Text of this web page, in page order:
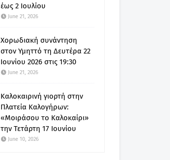
έως 2 Ιουλίου
June 21, 2026
Χορωδιακή συνάντηση
στον Υμηττό τη Δευτέρα 22
Ιουνίου 2026 στις 19:30
June 21, 2026
Καλοκαιρινή γιορτή στην
Πλατεία Καλογήρων:
«Μοιράσου το Καλοκαίρι»
την Τετάρτη 17 Ιουνίου
June 10, 2026